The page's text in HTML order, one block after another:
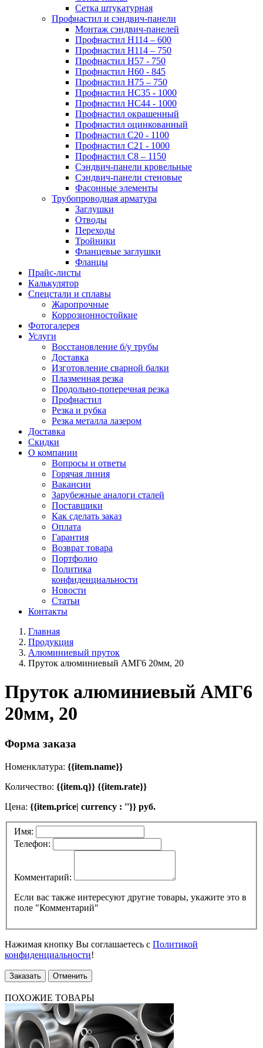
Сетка штукатурная
Профнастил и сэндвич-панели
Монтаж сэндвич-панелей
Профнастил Н114 – 600
Профнастил Н114 – 750
Профнастил Н57 - 750
Профнастил Н60 - 845
Профнастил Н75 – 750
Профнастил НС35 - 1000
Профнастил НС44 - 1000
Профнастил окрашенный
Профнастил оцинкованный
Профнастил С20 - 1100
Профнастил С21 - 1000
Профнастил С8 – 1150
Сэндвич-панели кровельные
Сэндвич-панели стеновые
Фасонные элементы
Трубопроводная арматура
Заглушки
Отводы
Переходы
Тройники
Фланцевые заглушки
Фланцы
Прайс-листы
Калькулятор
Спецстали и сплавы
Жаропрочные
Коррозионностойкие
Фотогалерея
Услуги
Восстановление б/у трубы
Доставка
Изготовление сварной балки
Плазменная резка
Продольно-поперечная резка
Профнастил
Резка и рубка
Резка металла лазером
Доставка
Скидки
О компании
Вопросы и ответы
Горячая линия
Вакансии
Зарубежные аналоги сталей
Поставщики
Как сделать заказ
Оплата
Гарантия
Возврат товара
Портфолио
Политика
конфиденциальности
Новости
Статьи
Контакты
Главная
Продукция
Алюминиевый пруток
Пруток алюминиевый АМГ6 20мм, 20
Пруток алюминиевый АМГ6
20мм, 20
Форма заказа
Номенклатура: {{item.name}}
Количество: {{item.q}} {{item.rate}}
Цена: {{item.price| currency : ''}} руб.
Имя:
Телефон:
Комментарий:
Если вас также интересуют другие товары, укажите это в
поле "Комментарий"
Нажимая кнопку Вы соглашаетесь с Политикой
конфиденциальности!
Заказать Отменить
ПОХОЖИЕ ТОВАРЫ